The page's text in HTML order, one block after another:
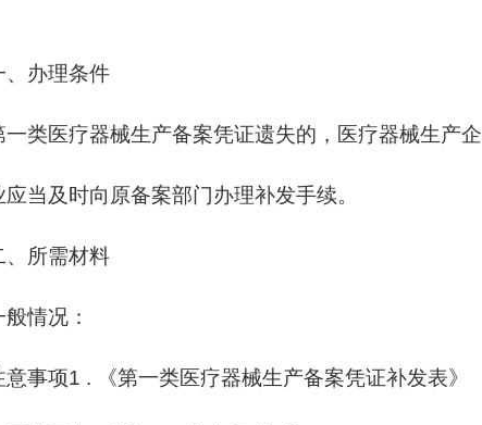
、办理条件
一类医疗器械生产备案凭证遗失的，医疗器械生产企
应当及时向原备案部门办理补发手续。
、所需材料
般情况：
意事项1 . 《第一类医疗器械生产备案凭证补发表》